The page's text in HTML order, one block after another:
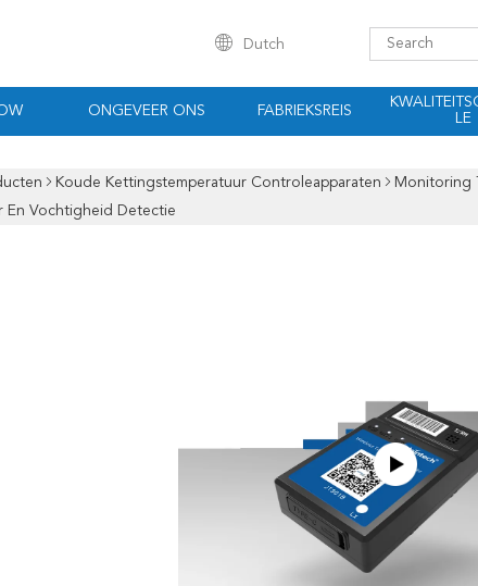
Dutch
ONGEVEER ONS FABRIEKSREIS
LE
Koude Kettingstemperatuur Controleapparaten
Monitoring
En Vochtigheid Detectie